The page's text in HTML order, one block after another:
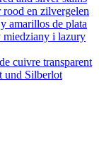
en zilvergelen
amarillos de plata
miedziany i lazury
cuivre transparent
und Silberlot